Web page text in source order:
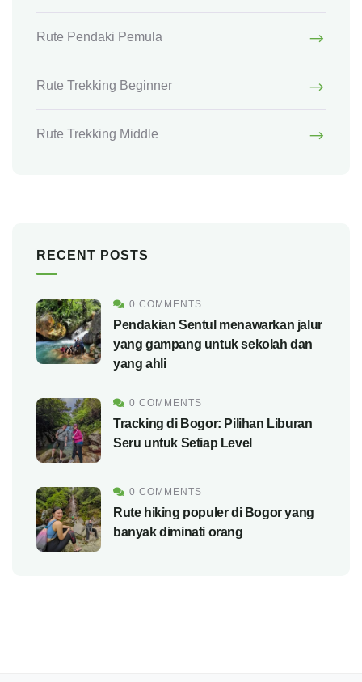
Rute Pendaki Pemula
Rute Trekking Beginner
Rute Trekking Middle
RECENT POSTS
0 COMMENTS
Pendakian Sentul menawarkan jalur
yang gampang untuk sekolah dan
yang ahli
0 COMMENTS
Tracking di Bogor: Pilihan Liburan
Seru untuk Setiap Level
0 COMMENTS
Rute hiking populer di Bogor yang
banyak diminati orang